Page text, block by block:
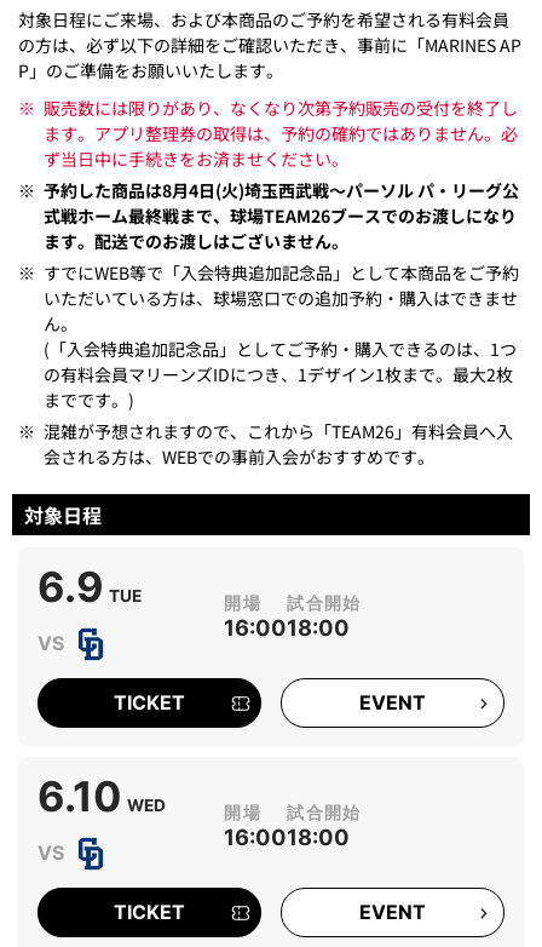
対象日程にご来場、および本商品のご予約を希望される有料会員
の方は、必ず以下の詳細をご確認いただき、事前に「MARINES AP
P」のご準備をお願いいたします。
※ 販売数には限りがあり、なくなり次第予約販売の受付を終了し
ます。アプリ整理券の取得は、予約の確約ではありません。必
ず当日中に手続きをお済ませください。
※ 予約した商品は8月4日(火)埼玉西武戦～パーソル パ・リーグ公
式戦ホーム最終戦まで、球場TEAM26ブースでのお渡しになり
ます。配送でのお渡しはございません。
※ すでにWEB等で「入会特典追加記念品」として本商品をご予約
いただいている方は、球場窓口での追加予約・購入はできませ
ん。
(「入会特典追加記念品」としてご予約・購入できるのは、1つ
の有料会員マリーンズIDにつき、1デザイン1枚まで。最大2枚
までです。)
※ 混雑が予想されますので、これから「TEAM26」有料会員へ入
会される方は、WEBでの事前入会がおすすめです。
対象日程
6.9 TUE
16:0018:00
TICKET EVENT
6.10 WED
16:0018:00
TICKET EVENT